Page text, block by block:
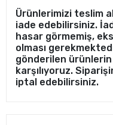
Ürünlerimizi teslim
iade edebilirsiniz.
hasar görmemiş,
olması
gönderilen
karşılıyoruz.
iptal edebilirsiniz.